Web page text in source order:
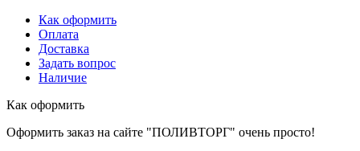
Как оформить
Оплата
Доставка
Задать вопрос
Наличие
Как оформить
Оформить заказ на сайте "ПОЛИВТОРГ" очень просто!